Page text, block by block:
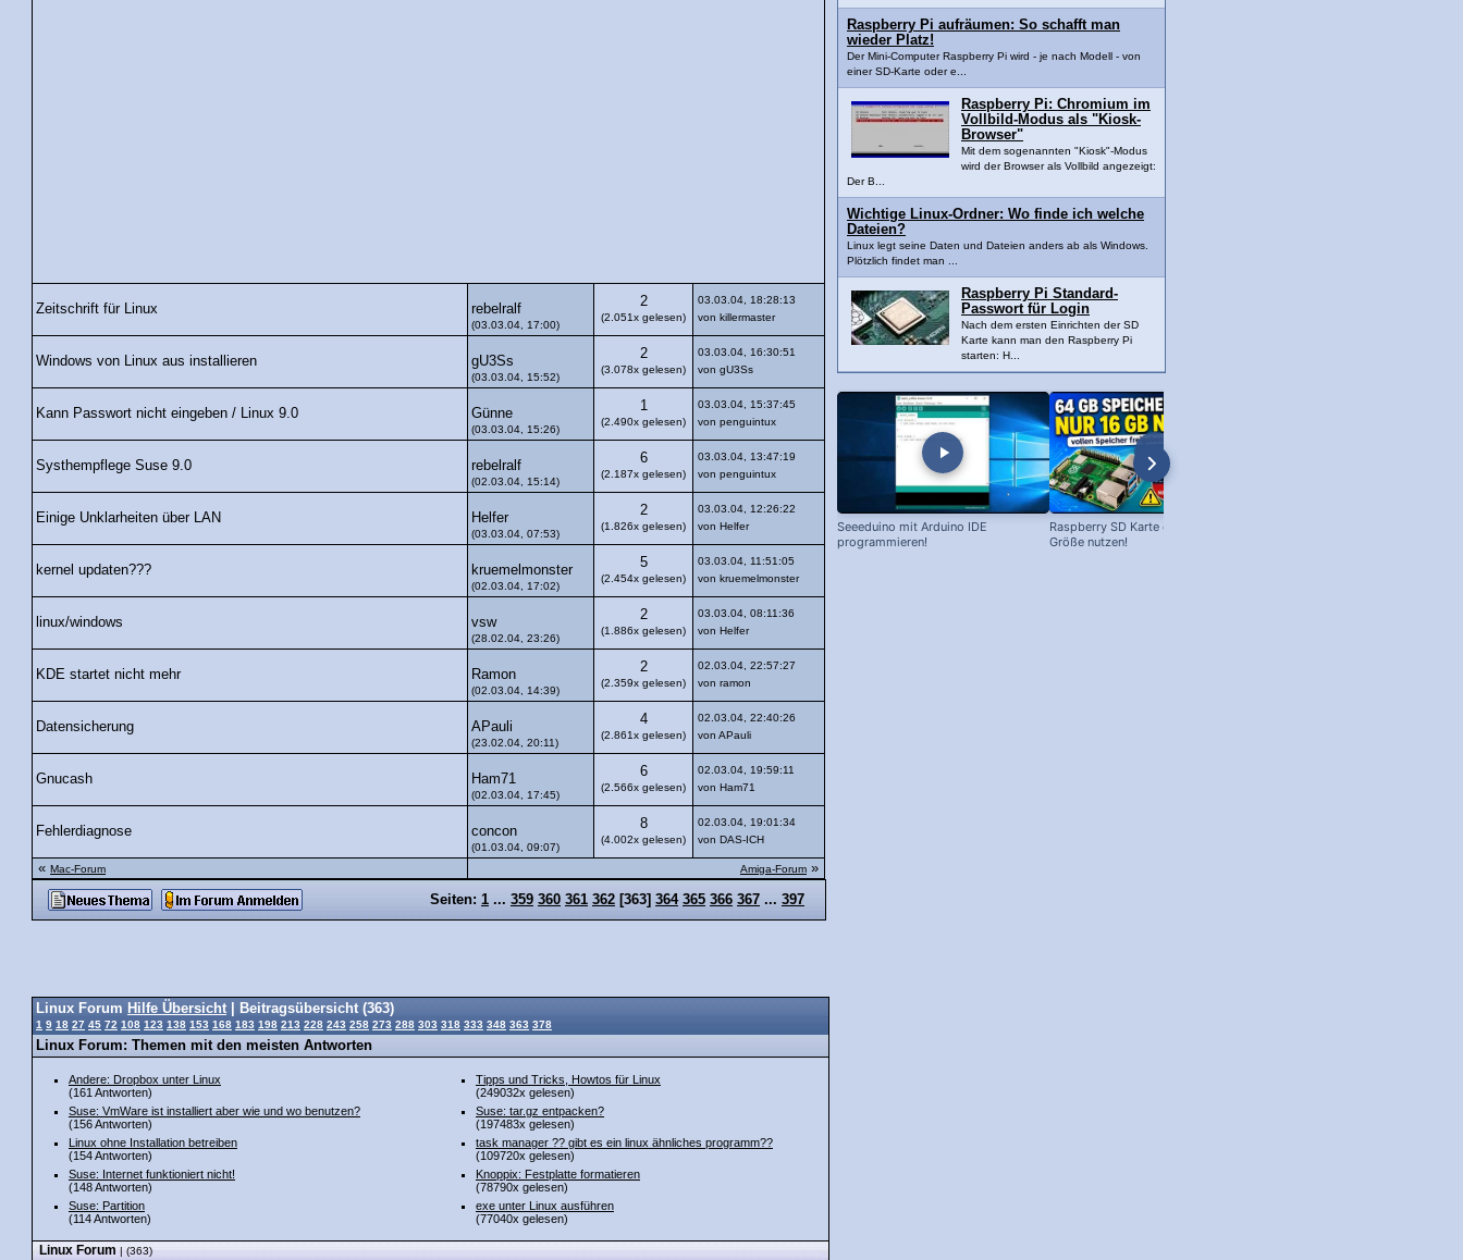
Zeitschrift für Linux rebelralf
(03.03.04, 17:00)
2
(2.051x gelesen)
03.03.04, 18:28:13
von killermaster
Windows von Linux aus installieren gU3Ss
(03.03.04, 15:52)
2
(3.078x gelesen)
03.03.04, 16:30:51
von gU3Ss
Kann Passwort nicht eingeben / Linux 9.0 Günne
(03.03.04, 15:26)
1
(2.490x gelesen)
03.03.04, 15:37:45
von penguintux
Systhempflege Suse 9.0 rebelralf
(02.03.04, 15:14)
6
(2.187x gelesen)
03.03.04, 13:47:19
von penguintux
Einige Unklarheiten über LAN Helfer
(03.03.04, 07:53)
2
(1.826x gelesen)
03.03.04, 12:26:22
von Helfer
kernel updaten??? kruemelmonster
(02.03.04, 17:02)
5
(2.454x gelesen)
03.03.04, 11:51:05
von kruemelmonster
linux/windows vsw
(28.02.04, 23:26)
2
(1.886x gelesen)
03.03.04, 08:11:36
von Helfer
KDE startet nicht mehr Ramon
(02.03.04, 14:39)
2
(2.359x gelesen)
02.03.04, 22:57:27
von ramon
Datensicherung APauli
(23.02.04, 20:11)
4
(2.861x gelesen)
02.03.04, 22:40:26
von APauli
Gnucash Ham71
(02.03.04, 17:45)
6
(2.566x gelesen)
02.03.04, 19:59:11
von Ham71
Fehlerdiagnose concon
(01.03.04, 09:07)
8
(4.002x gelesen)
02.03.04, 19:01:34
von DAS-ICH
«Mac-Forum Amiga-Forum»
Raspberry Pi aufräumen: So schafft man
wieder Platz!
Der Mini-Computer Raspberry Pi wird - je nach Modell - von
einer SD-Karte oder e...
Raspberry Pi: Chromium im
Vollbild-Modus als "Kiosk-
Browser"
Mit dem sogenannten "Kiosk"-Modus
wird der Browser als Vollbild angezeigt:
Der B...
Wichtige Linux-Ordner: Wo finde ich welche
Dateien?
Linux legt seine Daten und Dateien anders ab als Windows.
Plötzlich findet man ...
Raspberry Pi Standard-
Passwort für Login
Nach dem ersten Einrichten der SD
Karte kann man den Raspberry Pi
starten: H...
Seeeduino mit Arduino IDE
programmieren!
Raspberry SD Karte erweitern - volle
Größe nutzen!
Seiten: 1 ... 359 360 361 362 [363] 364 365 366 367 ... 397
Linux Forum Hilfe Übersicht | Beitragsübersicht (363)
1 9 18 27 45 72 108 123 138 153 168 183 198 213 228 243 258 273 288 303 318 333 348 363 378
Linux Forum: Themen mit den meisten Antworten
Andere: Dropbox unter Linux
(161 Antworten)
Suse: VmWare ist installiert aber wie und wo benutzen?
(156 Antworten)
Linux ohne Installation betreiben
(154 Antworten)
Suse: Internet funktioniert nicht!
(148 Antworten)
Suse: Partition
(114 Antworten)
Tipps und Tricks, Howtos für Linux
(249032x gelesen)
Suse: tar.gz entpacken?
(197483x gelesen)
task manager ?? gibt es ein linux ähnliches programm??
(109720x gelesen)
Knoppix: Festplatte formatieren
(78790x gelesen)
exe unter Linux ausführen
(77040x gelesen)
Linux Forum | (363)